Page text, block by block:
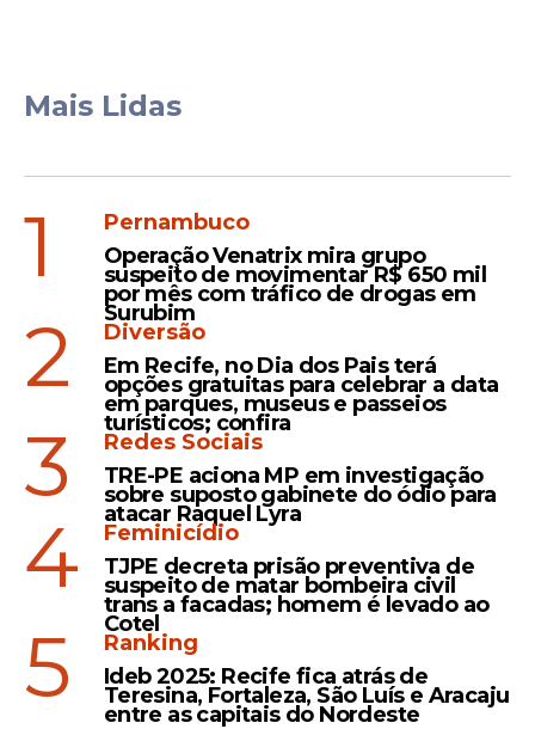
Mais Lidas
1
Pernambuco
Operação Venatrix mira grupo
suspeito de movimentar R$ 650 mil
por mês com tráfico de drogas em
Surubim
2
Diversão
Em Recife, no Dia dos Pais terá
opções gratuitas para celebrar a data
em parques, museus e passeios
turísticos; confira
3
Redes Sociais
TRE-PE aciona MP em investigação
sobre suposto gabinete do ódio para
atacar Raquel Lyra
4
Feminicídio
TJPE decreta prisão preventiva de
suspeito de matar bombeira civil
trans a facadas; homem é levado ao
Cotel
5
Ranking
Ideb 2025: Recife fica atrás de
Teresina, Fortaleza, São Luís e Aracaju
entre as capitais do Nordeste